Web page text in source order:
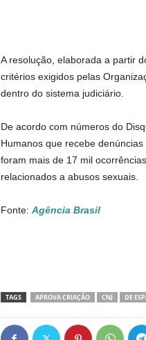
A resolução, elaborada a partir
critérios exigidos pelas
dentro do sistema judiciário.
De acordo com números do
Humanos que recebe
foram mais de 17 mil
relacionados a abusos sexuais.
Fonte: Agência Brasil
TAGS APROVA CRIAÇÃO CNJ DE